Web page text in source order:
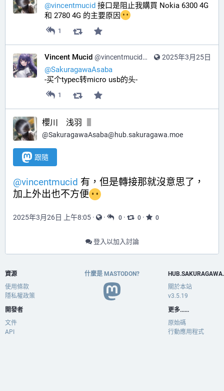
@vincentmucid 接口是阻止我購買 Nokia 6300 4G
和 2780 4G 的主要原因
1
2025年3月25日
Vincent Mucid @vincentmucid@pawoo.net
@SakuragawaAsaba
-买个typec转micro usb的头-
1
櫻川 浅羽
@SakuragawaAsaba@hub.sakuragawa.moe
跟隨
@vincentmucid 有，但是轉接那就沒意思了，
加上外出也不方便
2025年3月26日 上午8:05 · · 0 · 0 · 0
登入以加入討論
資源
使用條款
隱私權政策
開發者
文件
API
什麼是 MASTODON?
關於本站
v3.5.19
更多......
原始碼
行動應用程式